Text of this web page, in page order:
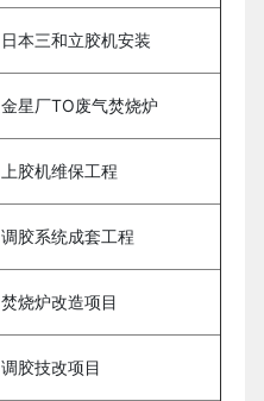
日本三和立胶机安装
金星厂TO废气焚烧炉
上胶机维保工程
调胶系统成套工程
焚烧炉改造项目
调胶技改项目